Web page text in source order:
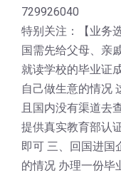
729926040
特别关注：【业务
国需先给父母、亲
就读学校的毕业证
自己做生意的情况
且国内没有渠道去
提供真实教育部认
即可 三、回国进国
的情况 办理一份毕